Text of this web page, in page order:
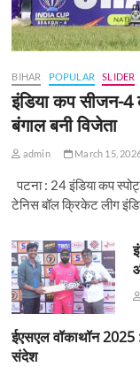
BIHAR POPULAR SLIDER
इंडिया कप सीजन-4
बंगाल बनी विजेता
admin March 15,
पटना : 24 इंडिया कप
टेनिस बॉल क्रिकेट लीग
ईएसएल वॉकाथॉन 2025
संदेश